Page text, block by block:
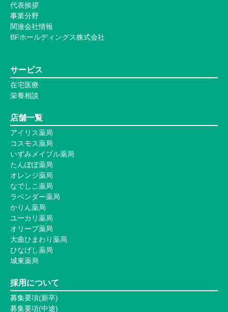
代表挨拶
事業分野
関連会社情報
BFホールディングス株式会社
サービス
在宅医療
栄養相談
店舗一覧
アイリス薬局
コスモス薬局
いずみメイプル薬局
たんぽぽ薬局
オレンジ薬局
なでしこ薬局
ラベンダー薬局
かりん薬局
ユーカリ薬局
オリーブ薬局
大曲ひまわり薬局
ひなげし薬局
城東薬局
採用について
募集要項(新卒)
募集要項(中途)